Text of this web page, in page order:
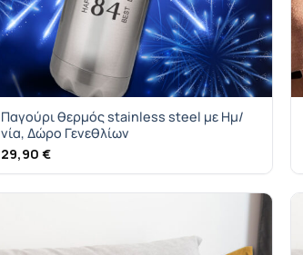
Παγούρι θερμός stainless steel με Ημ/
νία, Δώρο Γενεθλίων
29,90 €